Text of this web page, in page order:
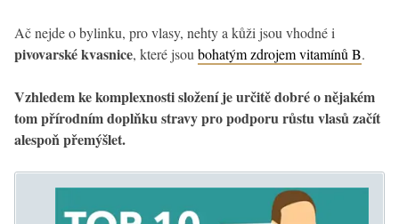
Ač nejde o bylinku, pro vlasy, nehty a kůži jsou vhodné i
pivovarské kvasnice, které jsou bohatým zdrojem vitamínů B.
Vzhledem ke komplexnosti složení je určitě dobré o nějakém
tom přírodním doplňku stravy pro podporu růstu vlasů začít
alespoň přemýšlet.